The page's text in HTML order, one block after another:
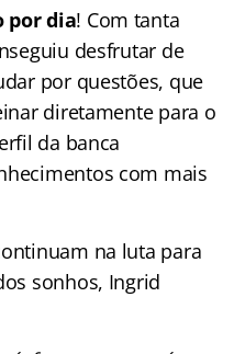
por dia! Com tanta
desfrutar de
por questões, que
diretamente para o
da banca
com mais
na luta para
sonhos, Ingrid